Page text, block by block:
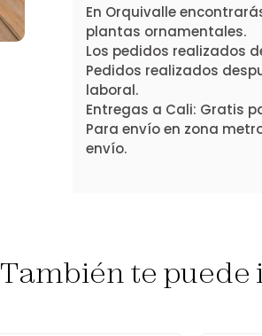
En Orquivalle
plantas ornamentales.
Los pedidos realizados
Pedidos realizados
laboral.
Entregas a Cali: Gratis
Para envío en zona
envío.
También te puede